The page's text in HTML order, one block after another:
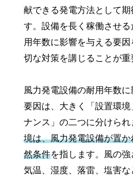
献できる発電方法として期
す。設備を長く稼働させ
用年数に影響を与える要
切な対策を講じることが重
風力発電設備の耐用年数に
要因は、大きく「設置環境
ナンス」の二つに分けられ
境は、風力発電設備が置
然条件を指します。風の強
気温、湿度、落雷、塩害